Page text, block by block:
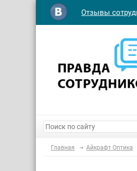
Отзывы
Главная Айкрафт Оптика